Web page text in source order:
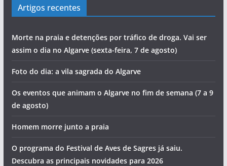
Artigos recentes
Morte na praia e detenções por tráfico de droga. Vai ser
assim o dia no Algarve (sexta-feira, 7 de agosto)
Foto do dia: a vila sagrada do Algarve
Os eventos que animam o Algarve no fim de semana (7 a 9
de agosto)
Homem morre junto a praia
O programa do Festival de Aves de Sagres já saiu.
Descubra as principais novidades para 2026